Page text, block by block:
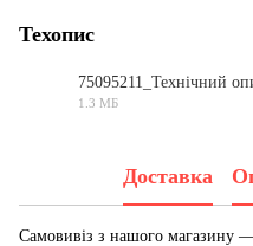
Техопис
75095211_Технічний
1.3 МБ
Доставка
Самовивіз з нашого магазину